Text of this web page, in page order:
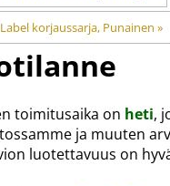
korjaussarja, Punainen ‪»
toimitusaika on heti,
ja muuten
luotettavuus on